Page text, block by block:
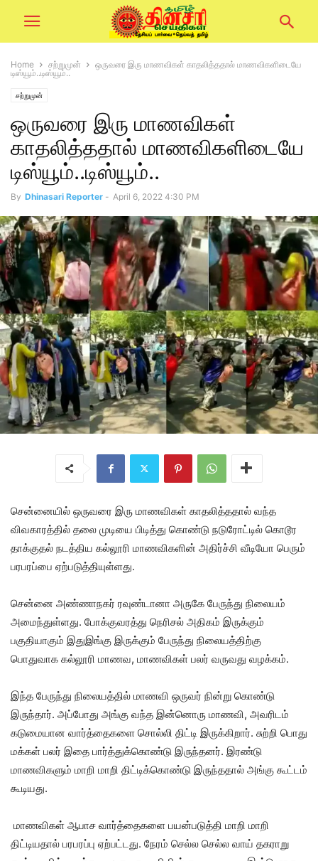
Home சற்றுமுன்
ஒருவரை இரு மாணவிகள் காதலித்ததால் மாணவிகளிடையே
டிஸ்யூம்..டிஸ்யூம்..
சற்றுமுன்
ஒருவரை இரு மாணவிகள்
காதலித்ததால் மாணவிகளிடையே
டிஸ்யூம்..டிஸ்யூம்..
By Dhinasari Reporter - April 6, 2022 4:30 PM
சென்னையில் ஒருவரை இரு மாணவிகள் காதலித்ததால் வந்த
விவகாரத்தில் தலை முடியை பிடித்து கொண்டு நடுரோட்டில் கொடூர
தாக்குதல் நடத்திய கல்லூரி மாணவிகளின் அதிர்ச்சி வீடியோ பெரும்
பரபரப்பை ஏற்படுத்தியுள்ளது.
சென்னை அண்ணாநகர் ரவுண்டானா அருகே பேருந்து நிலையம்
அமைந்துள்ளது. போக்குவரத்து நெரிசல் அதிகம் இருக்கும்
பகுதியாகும் இதுஇங்கு இருக்கும் பேருந்து நிலையத்திற்கு
பொதுவாக கல்லூரி மாணவ, மாணவிகள் பலர் வருவது வழக்கம்.
இந்த பேருந்து நிலையத்தில் மாணவி ஒருவர் நின்று கொண்டு
இருந்தார். அப்போது அங்கு வந்த இன்னொரு மாணவி, அவரிடம்
கடுமையான வார்த்தைகளை சொல்லி திட்டி இருக்கிறார். சுற்றி பொது
மக்கள் பலர் இதை பார்த்துக்கொண்டு இருந்தனர். இரண்டு
மாணவிகளும் மாறி மாறி திட்டிக்கொண்டு இருந்ததால் அங்கு கூட்டம்
கூடியது.
மாணவிகள் ஆபாச வார்த்தைகளை பயன்படுத்தி மாறி மாறி
திட்டியதால் பரபரப்பு ஏற்பட்டது. நேரம் செல்ல செல்ல வாய் தகராறு